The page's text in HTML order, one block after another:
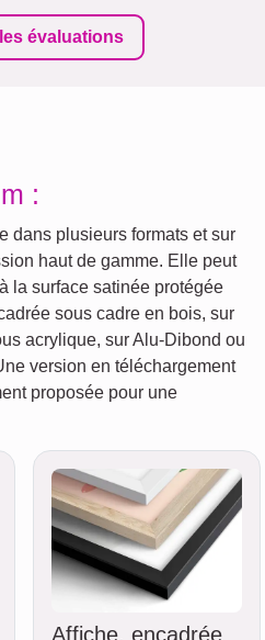
évaluations
:
dans plusieurs formats et sur
haut de gamme. Elle peut
la surface satinée protégée
sous cadre en bois, sur
acrylique, sur Alu-Dibond ou
version en téléchargement
proposée pour une
Affiche, encadrée